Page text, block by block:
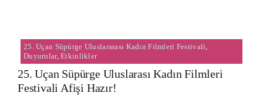
25. Uçan Süpürge Uluslararası Kadın Filmleri Festivali,
Duyurular,Etkinlikler
25. Uçan Süpürge Uluslarası Kadın Filmleri
Festivali Afişi Hazır!